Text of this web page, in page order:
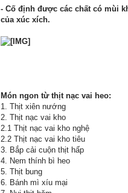
- Cố định được các chất có mùi
của xúc xích.
Món ngon từ thịt nạc vai heo:
1. Thịt xiên nướng
2. Thịt nạc vai kho
2.1 Thịt nạc vai kho nghệ
2.2 Thịt nạc vai kho tiêu
3. Bắp cải cuộn thịt hấp
4. Nem thính bì heo
5. Thịt bung
6. Bánh mì xíu mại